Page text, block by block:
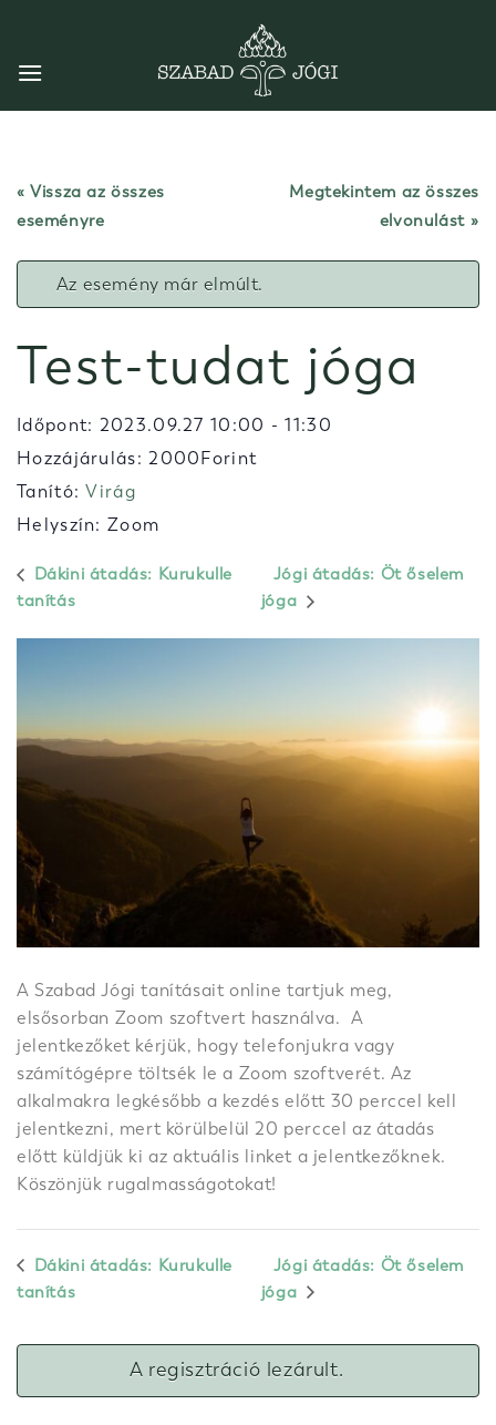
content
« Vissza az összes
eseményre
Megtekintem az összes
elvonulást
Az esemény már elmúlt.
Test-tudat jóga
Időpont: 2023.09.27 10:00 -11:30
Hozzájárulás: 2000Forint
Tanító:Virág
Helyszín: Zoom
Dákini átadás: Kurukulle
tanítás
Jógi átadás: Öt őselem
jóga
A Szabad Jógi tanításait online tartjuk meg,
elsősorban Zoom szoftvert használva. A
jelentkezőket kérjük, hogy telefonjukra vagy
számítógépre töltsék le a Zoom szoftverét. Az
alkalmakra legkésőbb a kezdés előtt 30 perccel kell
jelentkezni, mert körülbelül 20 perccel az átadás
előtt küldjük ki az aktuális linket a jelentkezőknek.
Köszönjük rugalmasságotokat!
Dákini átadás: Kurukulle
tanítás
Jógi átadás: Öt őselem
jóga
A regisztráció lezárult.